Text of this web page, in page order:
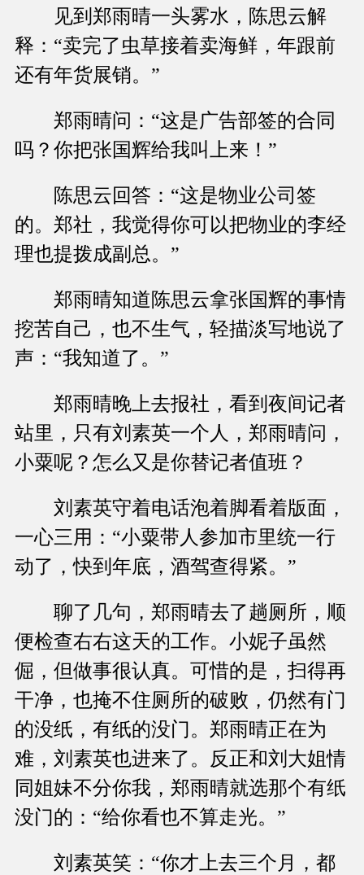
见到郑雨晴一头雾水，陈思云解
释：“卖完了虫草接着卖海鲜，年跟前
还有年货展销。”
郑雨晴问：“这是广告部签的合同
吗？你把张国辉给我叫上来！”
陈思云回答：“这是物业公司签
的。郑社，我觉得你可以把物业的李经
理也提拨成副总。”
郑雨晴知道陈思云拿张国辉的事情
挖苦自己，也不生气，轻描淡写地说了
声：“我知道了。”
郑雨晴晚上去报社，看到夜间记者
站里，只有刘素英一个人，郑雨晴问，
小粟呢？怎么又是你替记者值班？
刘素英守着电话泡着脚看着版面，
一心三用：“小粟带人参加市里统一行
动了，快到年底，酒驾查得紧。”
聊了几句，郑雨晴去了趟厕所，顺
便检查右右这天的工作。小妮子虽然
倔，但做事很认真。可惜的是，扫得再
干净，也掩不住厕所的破败，仍然有门
的没纸，有纸的没门。郑雨晴正在为
难，刘素英也进来了。反正和刘大姐情
同姐妹不分你我，郑雨晴就选那个有纸
没门的：“给你看也不算走光。”
刘素英笑：“你才上去三个月，都